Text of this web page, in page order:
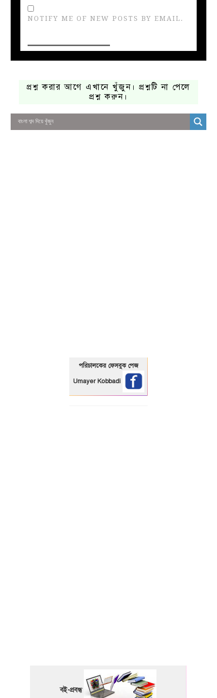
NOTIFY ME OF NEW POSTS BY EMAIL.
প্রশ্ন করার আগে এখানে খুঁজুন। প্রশ্নটি না পেলে
প্রশ্ন করুন।
পরিচালকের ফেসবুক পেজ
Umayer Kobbadi
বই-প্রবন্ধ